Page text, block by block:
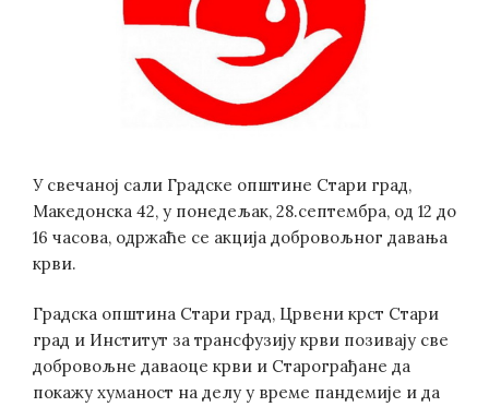
У свечаној сали Градске општине Стари град,
Македонска 42, у понедељак, 28.септембра, од 12 до
16 часова, одржаће се акција добровољног давања
крви.
Градска општина Стари град, Црвени крст Стари
град и Институт за трансфузију крви позивају све
добровољне даваоце крви и Старограђане да
покажу хуманост на делу у време пандемије и да